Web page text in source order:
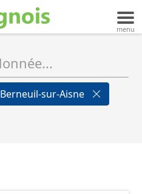
Berneuil-sur-Aisne